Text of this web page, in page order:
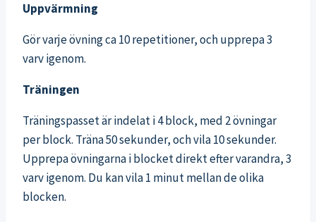
Uppvärmning
Gör varje övning ca 10 repetitioner, och upprepa 3
varv igenom.
Träningen
Träningspasset är indelat i 4 block, med 2 övningar
per block. Träna 50 sekunder, och vila 10 sekunder.
Upprepa övningarna i blocket direkt efter varandra, 3
varv igenom. Du kan vila 1 minut mellan de olika
blocken.